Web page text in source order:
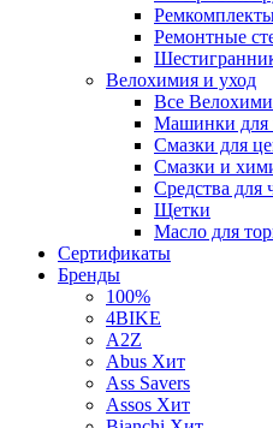
Ремонтные
Велохимия и уход
Все
Машинки для
Смазки для
Смазки и
Средства для
Щетки
Масло для
Сертификаты
Бренды
100%
4BIKE
A2Z
Abus Хит
Ass Savers
Assos Хит